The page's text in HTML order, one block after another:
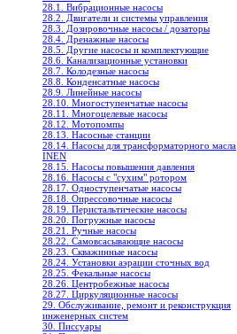
28.1. Вибрационные насосы
28.2. Двигатели и системы управления
28.3. Дозировочные насосы / дозаторы
28.4. Дренажные насосы
28.5. Другие насосы и комплектующие
28.6. Канализационные установки
28.7. Колодезные насосы
28.8. Конденсатные насосы
28.9. Линейные насосы
28.10. Многоступенчатые насосы
28.11. Многоцелевые насосы
28.12. Мотопомпы
28.13. Насосные станции
28.14. Насосы для трансформаторного масла
INEN
28.15. Насосы повышения давления
28.16. Насосы с "сухим" ротором
28.17. Одноступенчатые насосы
28.18. Опрессовочные насосы
28.19. Перистальтические насосы
28.20. Погружные насосы
28.21. Ручные насосы
28.22. Самовсасывающие насосы
28.23. Скважинные насосы
28.24. Установки аэрации сточных вод
28.25. Фекальные насосы
28.26. Центробежные насосы
28.27. Циркуляционные насосы
29. Обслуживание, ремонт и реконструкция
инженерных систем
30. Писсуары